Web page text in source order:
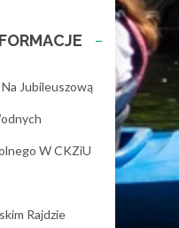
Jubileuszową
W CKZiU
Rajdzie